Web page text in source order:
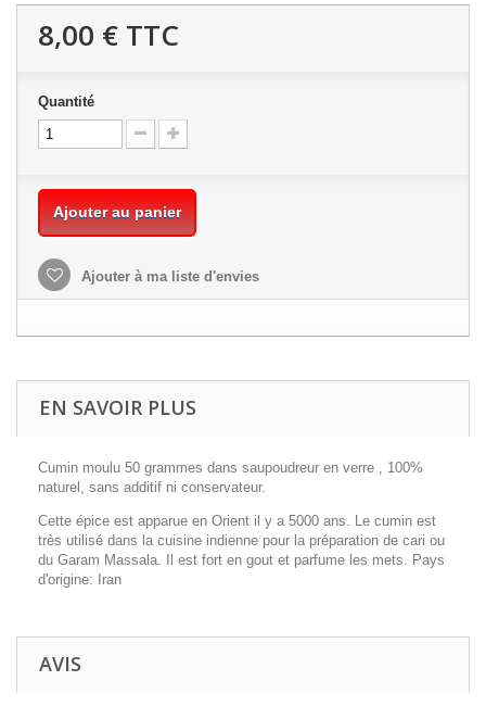
8,00 € TTC
Quantité
Ajouter au panier
Ajouter à ma liste d'envies
EN SAVOIR PLUS
Cumin moulu 50 grammes dans saupoudreur en verre , 100%
naturel, sans additif ni conservateur.
Cette épice est apparue en Orient il y a 5000 ans. Le cumin est
très utilisé dans la cuisine indienne pour la préparation de cari ou
du Garam Massala. Il est fort en gout et parfume les mets. Pays
d'origine: Iran
AVIS